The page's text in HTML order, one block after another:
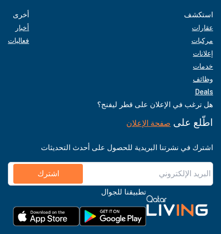
استكشف
عقارات
مركبات
إعلانات
خدمات
وظائف
Deals
أخرى
أخبار
فعاليات
هل ترغب في الإعلان على قطر ليفنج؟
اطّلع على صفحة الإعلان
اشترك في نشرتنا البريدية للحصول على أحدث التحديثات
اشترك
تطبيقنا للجوال